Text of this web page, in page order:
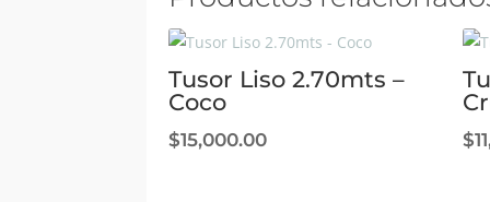
Tusor Liso 2.70mts –
Coco
$15,000.00 $